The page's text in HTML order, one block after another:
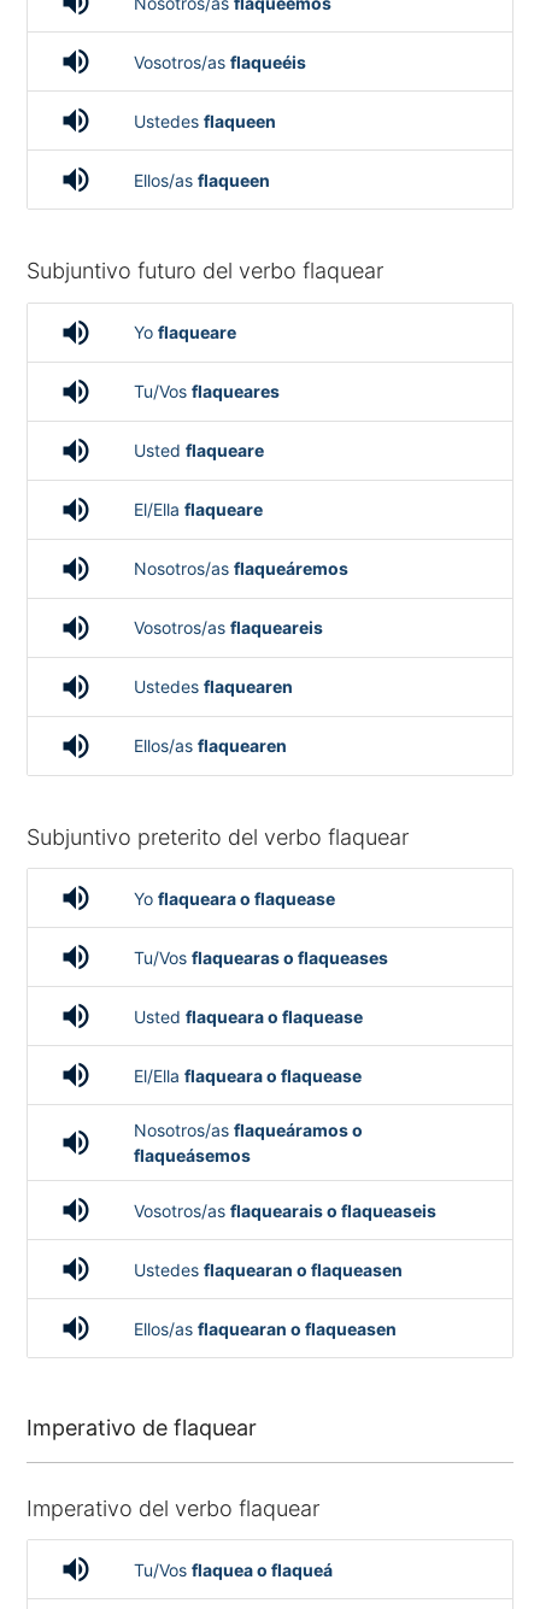
volume_up Vosotros/as flaqueéis
volume_up Ustedes flaqueen
volume_up Ellos/as flaqueen
Subjuntivo futuro del verbo flaquear
volume_up Yo flaqueare
volume_up Tu/Vos flaqueares
volume_up Usted flaqueare
volume_up El/Ella flaqueare
volume_up Nosotros/as flaqueáremos
volume_up Vosotros/as flaqueareis
volume_up Ustedes flaquearen
volume_up Ellos/as flaquearen
Subjuntivo preterito del verbo flaquear
volume_up Yo flaqueara o flaquease
volume_up Tu/Vos flaquearas o flaqueases
volume_up Usted flaqueara o flaquease
volume_up El/Ella flaqueara o flaquease
volume_up Nosotros/as flaqueáramos o
flaqueásemos
volume_up Vosotros/as flaquearais o flaqueaseis
volume_up Ustedes flaquearan o flaqueasen
volume_up Ellos/as flaquearan o flaqueasen
Imperativo de flaquear
Imperativo del verbo flaquear
volume_up Tu/Vos flaquea o flaqueá